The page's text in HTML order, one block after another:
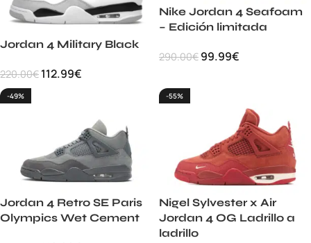
Jordan 4 Military Black
220.00€ 112.99€
Nike Jordan 4 Seafoam
– Edición limitada
290.00€ 99.99€
-49%
Jordan 4 Retro SE Paris
Olympics Wet Cement
-55%
Nigel Sylvester x Air
Jordan 4 OG Ladrillo a
ladrillo